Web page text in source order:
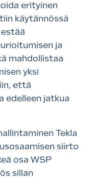
erityinen
käytännössä
estää
ja
mahdollistaa
yksi
että
edelleen jatkua
Tekla
siirto
osa WSP
sillan